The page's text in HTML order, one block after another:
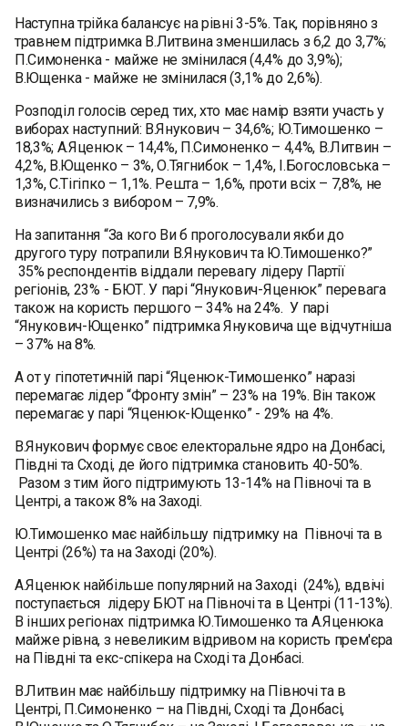
Наступна трійка балансує на рівні 3-5%. Так, порівняно з
травнем підтримка В.Литвина зменшилась з 6,2 до 3,7%;
П.Симоненка - майже не змінилася (4,4% до 3,9%);
В.Ющенка - майже не змінилася (3,1% до 2,6%).
Розподіл голосів серед тих, хто має намір взяти участь у
виборах наступний: В.Янукович – 34,6%; Ю.Тимошенко –
18,3%; А.Яценюк – 14,4%, П.Симоненко – 4,4%, В.Литвин –
4,2%, В.Ющенко – 3%, О.Тягнибок – 1,4%, І.Богословська –
1,3%, С.Тігіпко – 1,1%. Решта – 1,6%, проти всіх – 7,8%, не
визначились з вибором – 7,9%.
На запитання “За кого Ви б проголосували якби до
другого туру потрапили В.Янукович та Ю.Тимошенко?”
35% респондентів віддали перевагу лідеру Партії
регіонів, 23% - БЮТ. У парі “Янукович-Яценюк” перевага
також на користь першого – 34% на 24%. У парі
“Янукович-Ющенко” підтримка Януковича ще відчутніша
– 37% на 8%.
А от у гіпотетичній парі “Яценюк-Тимошенко” наразі
перемагає лідер “Фронту змін” – 23% на 19%. Він також
перемагає у парі “Яценюк-Ющенко” - 29% на 4%.
В.Янукович формує своє електоральне ядро на Донбасі,
Півдні та Сході, де його підтримка становить 40-50%.
Разом з тим його підтримують 13-14% на Півночі та в
Центрі, а також 8% на Заході.
Ю.Тимошенко має найбільшу підтримку на Півночі та в
Центрі (26%) та на Заході (20%).
А.Яценюк найбільше популярний на Заході (24%), вдвічі
поступається лідеру БЮТ на Півночі та в Центрі (11-13%).
В інших регіонах підтримка Ю.Тимошенко та А.Яценюка
майже рівна, з невеликим відривом на користь прем'єра
на Півдні та екс-спікера на Сході та Донбасі.
В.Литвин має найбільшу підтримку на Півночі та в
Центрі, П.Симоненко – на Півдні, Сході та Донбасі,